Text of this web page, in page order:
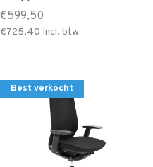
€599,50
€725,40 Incl. btw
Best verkocht